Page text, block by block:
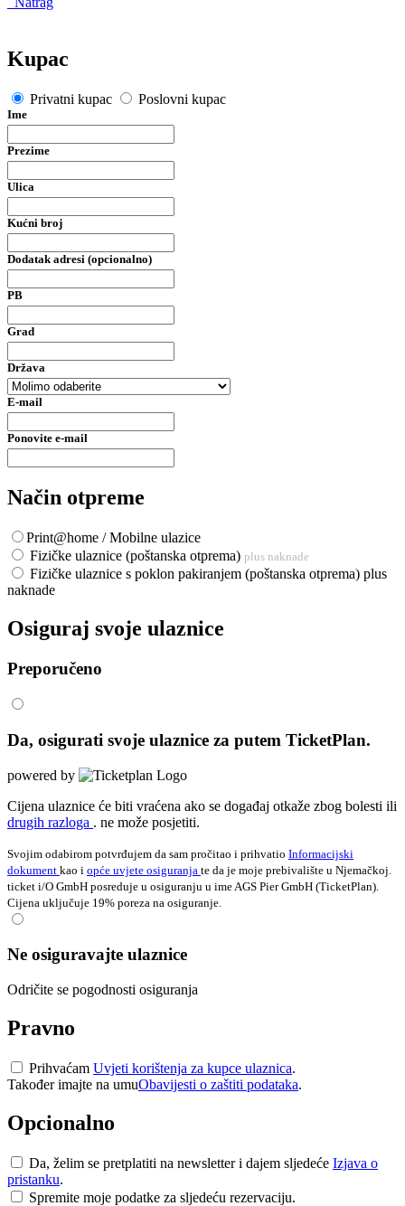
Kupac
Privatni kupac Poslovni kupac
Ime
Prezime
Ulica
Kućni broj
Dodatak adresi (opcionalno)
PB
Grad
Država
E-mail
Ponovite e-mail
Način otpreme
Print@home / Mobilne ulazice
Fizičke ulaznice (poštanska otprema) plus naknade
Fizičke ulaznice s poklon pakiranjem (poštanska otprema) plus
naknade
Osiguraj svoje ulaznice
Preporučeno
Da, osigurati svoje ulaznice za putem TicketPlan.
powered by
Cijena ulaznice će biti vraćena ako se događaj otkaže zbog bolesti ili
drugih razloga . ne može posjetiti.
Svojim odabirom potvrđujem da sam pročitao i prihvatio Informacijski
dokument kao i opće uvjete osiguranja te da je moje prebivalište u Njemačkoj.
ticket i/O GmbH posreduje u osiguranju u ime AGS Pier GmbH (TicketPlan).
Cijena uključuje 19% poreza na osiguranje.
Ne osiguravajte ulaznice
Odričite se pogodnosti osiguranja
Pravno
Prihvaćam Uvjeti korištenja za kupce ulaznica.
Također imajte na umuObavijesti o zaštiti podataka.
Opcionalno
Da, želim se pretplatiti na newsletter i dajem sljedeće Izjava o
pristanku.
Spremite moje podatke za sljedeću rezervaciju.